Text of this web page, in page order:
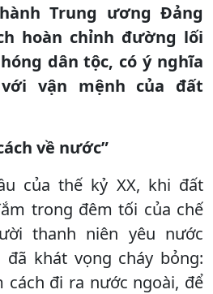
Trung ương Đảng
hoàn chỉnh đường lối
dân tộc, có ý nghĩa
vận mệnh của đất
về nước”
của thế kỷ XX, khi đất
trong đêm tối của chế
thanh niên yêu nước
đã khát vọng cháy bỏng:
cách đi ra nước ngoài, để